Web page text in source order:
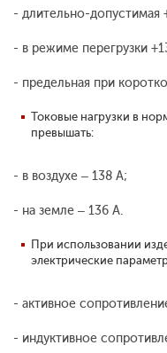
- длительно-допустимая
- в режиме перегрузки
- предельная при
Токовые нагрузки в
превышать:
- в воздухе – 138 А;
- на земле – 136 А.
При использовании
электрические
- активное
- индуктивное